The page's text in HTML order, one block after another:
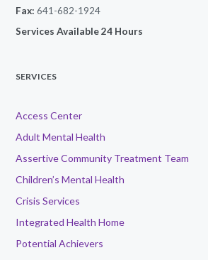
Fax: 641-682-1924
Services Available 24 Hours
SERVICES
Access Center
Adult Mental Health
Assertive Community Treatment Team
Children’s Mental Health
Crisis Services
Integrated Health Home
Potential Achievers